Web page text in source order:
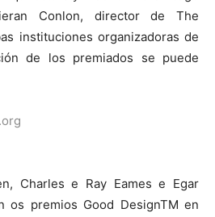
Conlon, director de The
instituciones organizadoras de
de los premiados se puede
Charles e Ray Eames e Egar
os premios Good DesignTM en